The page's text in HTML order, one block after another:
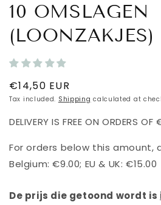
10 OMSLAGEN
(LOONZAKJES)
Regular
price
€14,50 EUR
Tax included. Shipping calculated at
DELIVERY IS FREE ON ORDERS
For orders below this amount,
Belgium: €9.00; EU & UK: €15.00
De prijs die getoond wordt is